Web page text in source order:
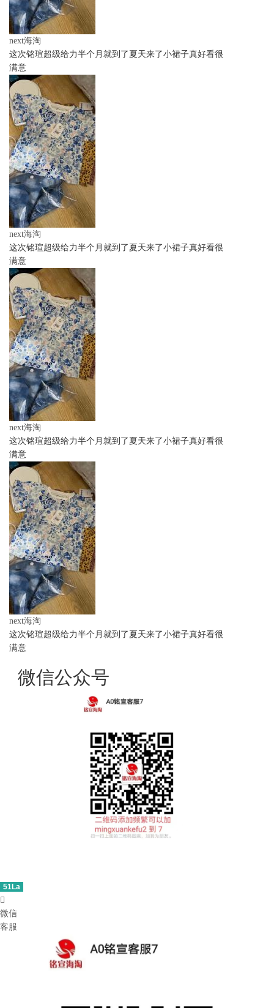
next海淘
这次铭瑄超级给力半个月就到了夏天来了小裙子真好看很
满意
next海淘
这次铭瑄超级给力半个月就到了夏天来了小裙子真好看很
满意
next海淘
这次铭瑄超级给力半个月就到了夏天来了小裙子真好看很
满意
next海淘
这次铭瑄超级给力半个月就到了夏天来了小裙子真好看很
满意
微信公众号
51La

微信
客服